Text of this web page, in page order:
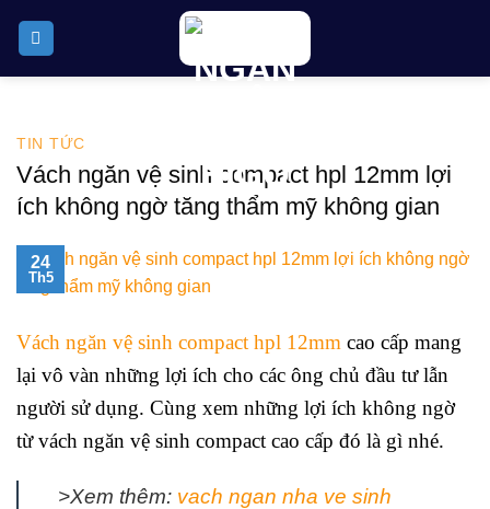
TIN TỨC
Vách ngăn vệ sinh compact hpl 12mm lợi
ích không ngờ tăng thẩm mỹ không gian
24
Th5
Vách ngăn vệ sinh compact hpl 12mm cao cấp mang
lại vô vàn những lợi ích cho các ông chủ đầu tư lẫn
người sử dụng. Cùng xem những lợi ích không ngờ
từ vách ngăn vệ sinh compact cao cấp đó là gì nhé.
>Xem thêm: vach ngan nha ve sinh